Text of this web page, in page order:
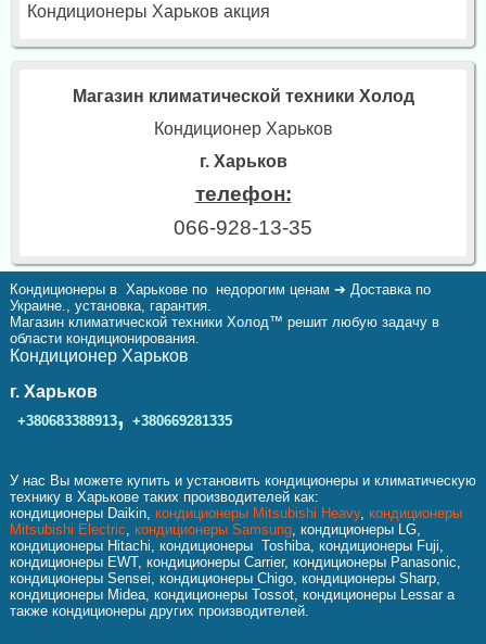
Кондиционеры Харьков акция
Магазин климатической техники Холод
Кондиционер Харьков
г. Харьков
телефон:
066-928-13-35
Кондиционеры в Харькове по недорогим ценам ➔ Доставка по
Украине., установка, гарантия.
Магазин климатической техники Холод™ решит любую задачу в
области кондиционирования.
Кондиционер Харьков
г. Харьков
+380683388913, +380669281335
У нас Вы можете купить и установить кондиционеры и климатическую
технику в Харькове таких производителей как:
кондиционеры Daikin, кондиционеры Mitsubishi Heavy, кондиционеры
Mitsubishi Electric кондиционеры Samsung, кондиционеры LG,
кондиционеры Hitachi, кондиционеры Toshiba, кондиционеры Fuji,
кондиционеры EWT, кондиционеры Carrier, кондиционеры Panasonic,
кондиционеры Sensei, кондиционеры Chigo, кондиционеры Sharp,
кондиционеры Midea, кондиционеры Tossot, кондиционеры Lessar а
также кондиционеры других производителей.